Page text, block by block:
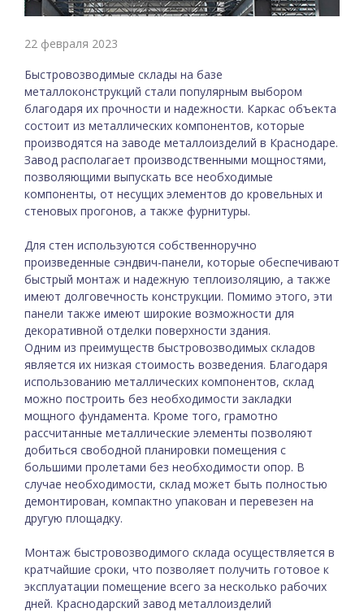
22 февраля 2023
Быстровозводимые склады на базе
металлоконструкций стали популярным выбором
благодаря их прочности и надежности. Каркас объекта
состоит из металлических компонентов, которые
производятся на заводе металлоизделий в Краснодаре.
Завод располагает производственными мощностями,
позволяющими выпускать все необходимые
компоненты, от несущих элементов до кровельных и
стеновых прогонов, а также фурнитуры.
Для стен используются собственноручно
произведенные сэндвич-панели, которые обеспечивают
быстрый монтаж и надежную теплоизоляцию, а также
имеют долговечность конструкции. Помимо этого, эти
панели также имеют широкие возможности для
декоративной отделки поверхности здания.
Одним из преимуществ быстровозводимых складов
является их низкая стоимость возведения. Благодаря
использованию металлических компонентов, склад
можно построить без необходимости закладки
мощного фундамента. Кроме того, грамотно
рассчитанные металлические элементы позволяют
добиться свободной планировки помещения с
большими пролетами без необходимости опор. В
случае необходимости, склад может быть полностью
демонтирован, компактно упакован и перевезен на
другую площадку.
Монтаж быстровозводимого склада осуществляется в
кратчайшие сроки, что позволяет получить готовое к
эксплуатации помещение всего за несколько рабочих
дней. Краснодарский завод металлоизделий